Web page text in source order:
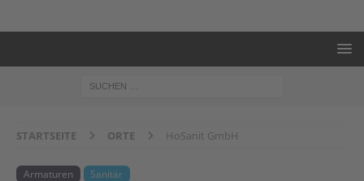
STARTSEITE ORTE HoSanit GmbH
Armaturen Sanitär